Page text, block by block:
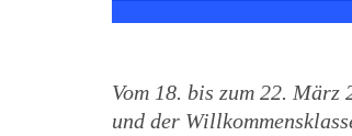
Vom 18. bis zum 22. März
und der